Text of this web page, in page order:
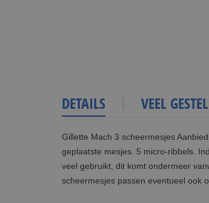
DETAILS
Gillette Mach 3 scheermesjes
geplaatste mesjes. 5 micro-ribbels.
veel gebruikt, dit komt ondermeer
scheermesjes passen eventueel ook
VEEL